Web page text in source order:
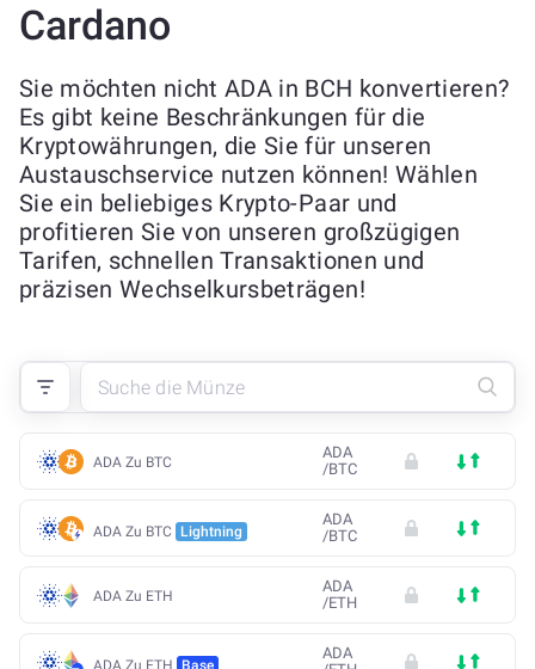
Cardano
Sie möchten nicht ADA in BCH konvertieren?
Es gibt keine Beschränkungen für die
Kryptowährungen, die Sie für unseren
Austauschservice nutzen können! Wählen
Sie ein beliebiges Krypto-Paar und
profitieren Sie von unseren großzügigen
Tarifen, schnellen Transaktionen und
präzisen Wechselkursbeträgen!
ADA Zu BTC
ADA
/BTC
ADA Zu BTC Lightning
ADA
/BTC
ADA Zu ETH
ADA
/ETH
ADA Zu ETH Base
ADA